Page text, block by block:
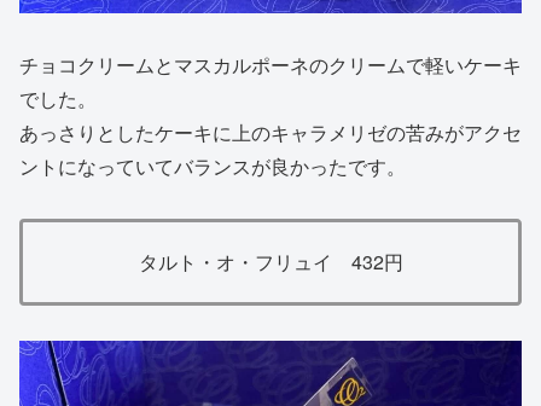
チョコクリームとマスカルポーネのクリームで軽いケーキ
でした。
あっさりとしたケーキに上のキャラメリゼの苦みがアクセ
ントになっていてバランスが良かったです。
タルト・オ・フリュイ 432円